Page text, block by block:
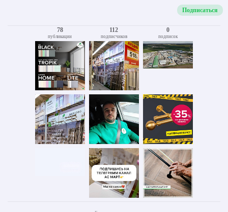
Подписаться
78
публикации
112
подписчиков
0
подписок